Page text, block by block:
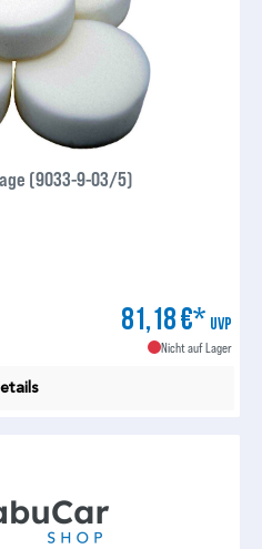
(9033-9-03/5)
81,18 €* UVP
Nicht auf Lager